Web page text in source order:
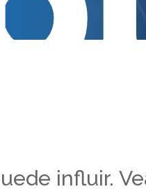
influir.